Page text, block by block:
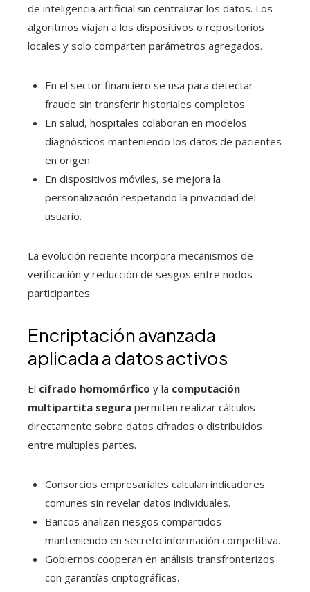
de inteligencia artificial sin centralizar los datos. Los
algoritmos viajan a los dispositivos o repositorios
locales y solo comparten parámetros agregados.
En el sector financiero se usa para detectar
fraude sin transferir historiales completos.
En salud, hospitales colaboran en modelos
diagnósticos manteniendo los datos de pacientes
en origen.
En dispositivos móviles, se mejora la
personalización respetando la privacidad del
usuario.
La evolución reciente incorpora mecanismos de
verificación y reducción de sesgos entre nodos
participantes.
Encriptación avanzada
aplicada a datos activos
El cifrado homomórfico y la computación
multipartita segura permiten realizar cálculos
directamente sobre datos cifrados o distribuidos
entre múltiples partes.
Consorcios empresariales calculan indicadores
comunes sin revelar datos individuales.
Bancos analizan riesgos compartidos
manteniendo en secreto información competitiva.
Gobiernos cooperan en análisis transfronterizos
con garantías criptográficas.